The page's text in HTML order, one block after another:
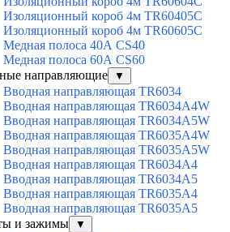
Изоляционный короб 4м TR60405C
Изоляционный короб 4м TR60605C
Медная полоса 40А CS40
Медная полоса 60А CS60
направляющие
▼
Вводная направляющая TR6034
Вводная направляющая TR6034A4W
Вводная направляющая TR6034A5W
Вводная направляющая TR6035A4W
Вводная направляющая TR6035A5W
Вводная направляющая TR6034A4
Вводная направляющая TR6034A5
Вводная направляющая TR6035A4
Вводная направляющая TR6035A5
и зажимы
▼